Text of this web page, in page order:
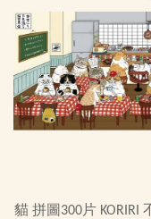
貓 拼圖300片 KORIRI